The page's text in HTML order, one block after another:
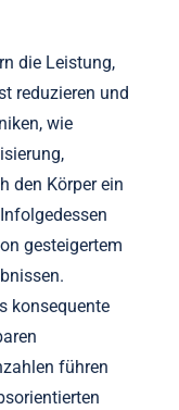
die Leistung,
reduzieren und
wie
den Körper ein
gesteigertem
konsequente
führen